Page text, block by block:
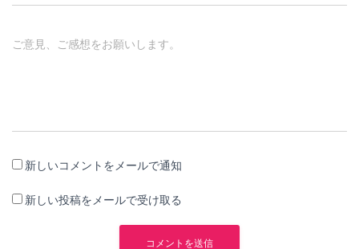
ご意見、ご感想をお願いします。
新しいコメントをメールで通知
新しい投稿をメールで受け取る